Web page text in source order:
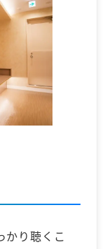
かり聴くこ